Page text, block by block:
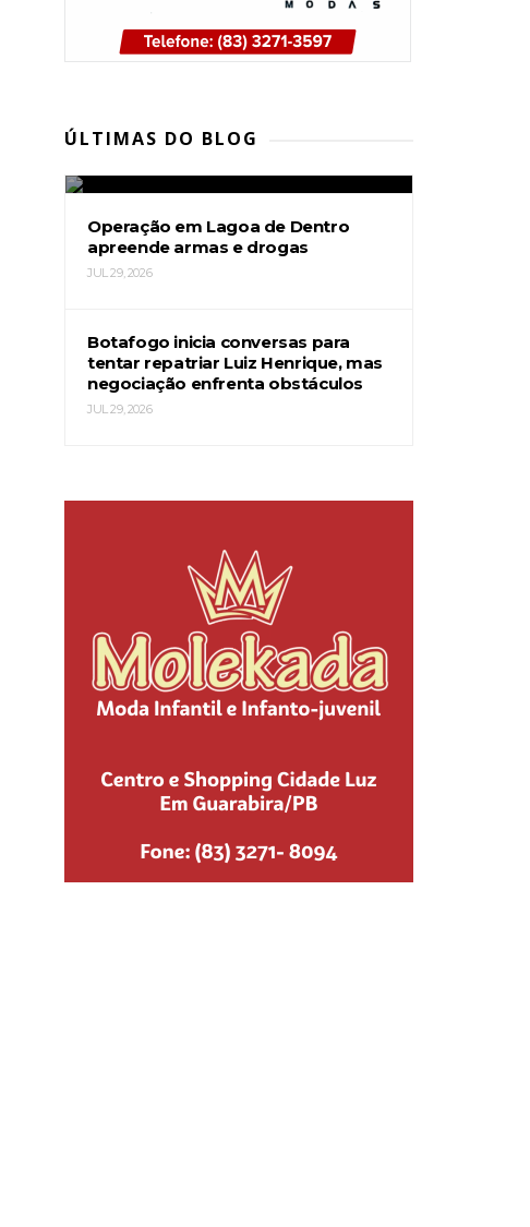
ÚLTIMAS DO BLOG
candidatura de Lucas Ribeiro
Operação em Lagoa de Dentro
apreende armas e drogas
JUL 29, 2026
Botafogo inicia conversas para
tentar repatriar Luiz Henrique, mas
negociação enfrenta obstáculos
JUL 29, 2026